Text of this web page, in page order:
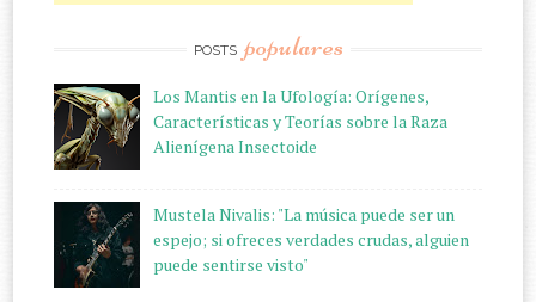
POSTS populares
Los Mantis en la Ufología: Orígenes,
Características y Teorías sobre la Raza
Alienígena Insectoide
Mustela Nivalis: "La música puede ser un
espejo; si ofreces verdades crudas, alguien
puede sentirse visto"